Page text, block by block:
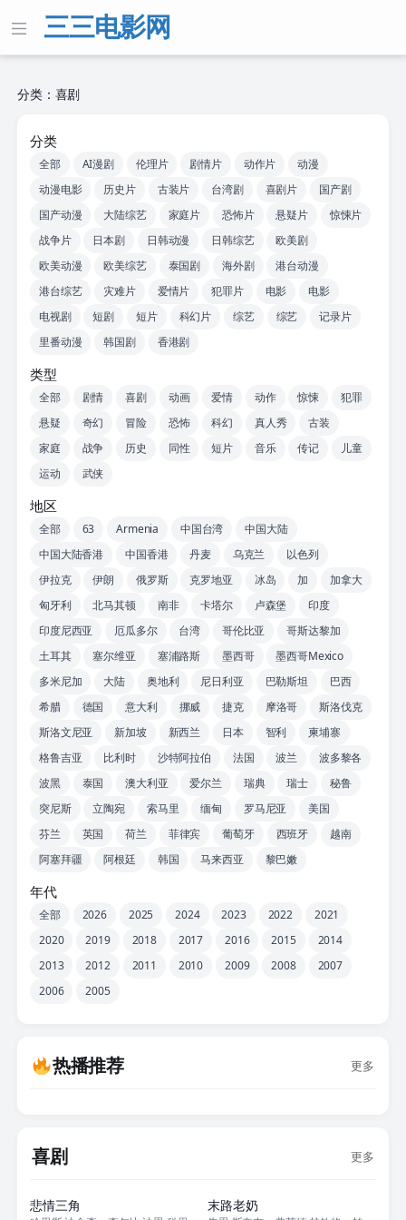
三三电影网
分类：喜剧
分类
全部 AI漫剧 伦理片 剧情片 动作片
动漫
动漫电影
历史片 古装片 台湾剧 喜剧片
国产剧
国产动漫
大陆综艺 家庭片 恐怖片 悬疑片
惊悚片
战争片
日本剧 日韩动漫 日韩综艺
欧美剧
欧美动漫
欧美综艺 泰国剧 海外剧
港台动漫
港台综艺
灾难片 爱情片 犯罪片 电影
电影
电视剧
短剧 短片 科幻片 综艺 综艺
记录片
里番动漫
韩国剧 香港剧
类型
全部 剧情 喜剧 动画 爱情 动作 惊悚
犯罪
悬疑
奇幻 冒险 恐怖 科幻 真人秀
古装
家庭
战争 历史 同性 短片 音乐 传记
儿童
运动
武侠
地区
全部 63 Armenia 中国台湾
中国大陆
中国大陆香港
中国香港 丹麦 乌克兰
以色列
伊拉克
伊朗 俄罗斯 克罗地亚 冰岛 加
加拿大
匈牙利
北马其顿 南非 卡塔尔 卢森堡
印度
印度尼西亚
厄瓜多尔 台湾 哥伦比亚
哥斯达黎加
土耳其
塞尔维亚 塞浦路斯 墨西哥
墨西哥Mexico
多米尼加
大陆 奥地利 尼日利亚 巴勒斯坦
巴西
希腊
德国 意大利 挪威 捷克 摩洛哥
斯洛伐克
斯洛文尼亚
新加坡 新西兰 日本 智利
柬埔寨
格鲁吉亚
比利时 沙特阿拉伯 法国 波兰
波多黎各
波黑
泰国 澳大利亚 爱尔兰 瑞典 瑞士
秘鲁
突尼斯
立陶宛 索马里 缅甸 罗马尼亚
美国
芬兰
英国 荷兰 菲律宾 葡萄牙 西班牙
越南
阿塞拜疆
阿根廷 韩国 马来西亚 黎巴嫩
年代
全部 2026 2025 2024 2023 2022
2021
2020
2019 2018 2017 2016 2015
2014
2013
2012 2011 2010 2009 2008
2007
2006
2005
热播推荐 更多
喜剧 更多
悲情三角 末路老奶